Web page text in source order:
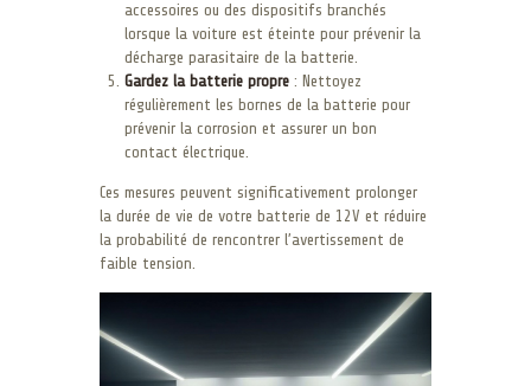
accessoires ou des dispositifs branchés
lorsque la voiture est éteinte pour prévenir la
décharge parasitaire de la batterie.
Gardez la batterie propre : Nettoyez
régulièrement les bornes de la batterie pour
prévenir la corrosion et assurer un bon
contact électrique.
Ces mesures peuvent significativement prolonger
la durée de vie de votre batterie de 12V et réduire
la probabilité de rencontrer l’avertissement de
faible tension.